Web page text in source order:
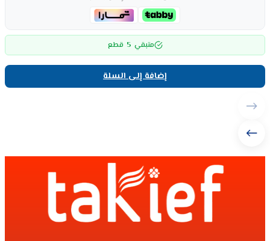
متبقي 5 قطع
إضافة إلى السلة